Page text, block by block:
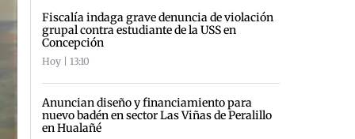
Fiscalía indaga grave denuncia de violación
grupal contra estudiante de la USS en
Concepción
Hoy | 13:10
Anuncian diseño y financiamiento para
nuevo badén en sector Las Viñas de Peralillo
en Hualañé